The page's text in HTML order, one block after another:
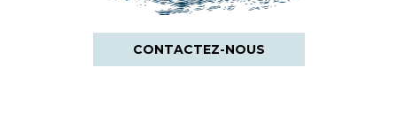
CONTACTEZ-NOUS